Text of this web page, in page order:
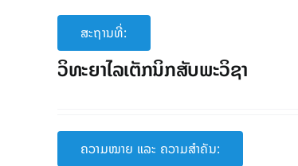
ສະຖານທີ່:
ວິທະຍາໄລເຕັກນິກສັບພະວິຊາ
ຄວາມໝາຍ ແລະ ຄວາມສໍາຄັນ: